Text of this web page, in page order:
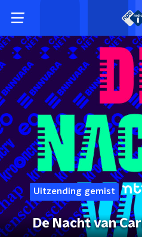
Uitzending gemist
De Nacht van